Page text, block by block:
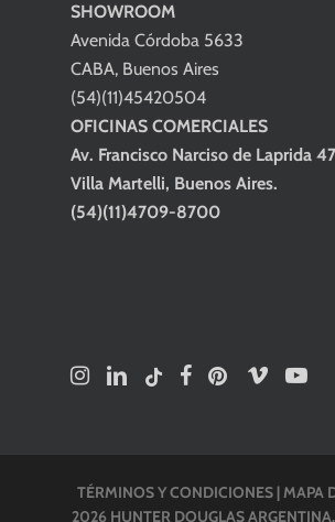
SHOWROOM
Avenida Córdoba 5633
CABA, Buenos Aires
(54)(11)45420504
OFICINAS COMERCIALES
Av. Francisco Narciso de Laprida
Villa Martelli, Buenos Aires.
(54)(11)4709-8700
TÉRMINOS Y CONDICIONES|MAPA
2026 HUNTER DOUGLAS